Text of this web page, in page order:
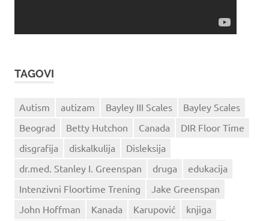
TAGOVI
Autism autizam Bayley III Scales
Bayley Scales
Beograd
Betty Hutchon Canada
DIR Floor Time
disgrafija
diskalkulija
Disleksija
dr.med. Stanley I. Greenspan
druga
edukacija
Intenzivni Floortime Trening
Jake Greenspan
John Hoffman
Kanada Karupović knjiga